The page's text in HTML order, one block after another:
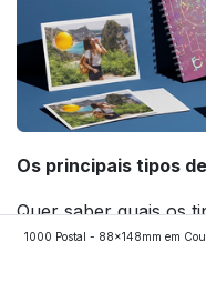
Os principais tipos
Quer saber quais os
aplicados nos
continue a leitura
1000 Postal - 88x148mm em